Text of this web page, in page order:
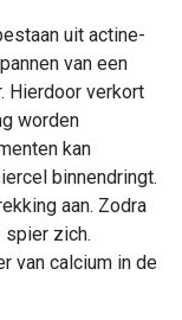
uit actine-
van een
Hierdoor verkort
worden
kan
binnendringt.
aan. Zodra
spier zich.
van calcium in de